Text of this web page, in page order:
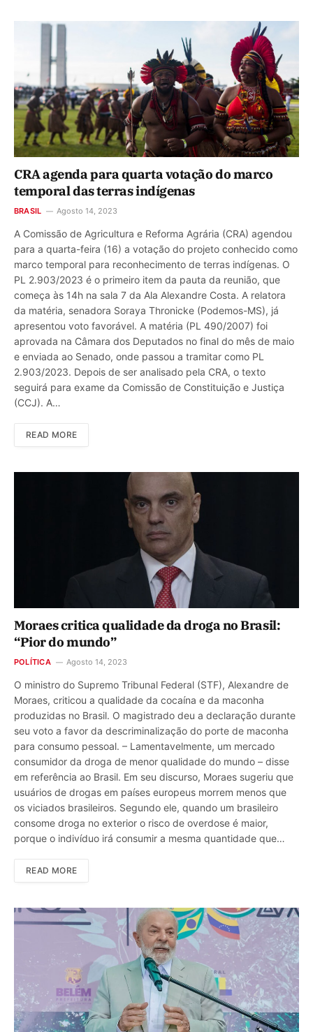
CRA agenda para quarta votação do marco
temporal das terras indígenas
BRASIL Agosto 14, 2023
A Comissão de Agricultura e Reforma Agrária (CRA) agendou
para a quarta-feira (16) a votação do projeto conhecido como
marco temporal para reconhecimento de terras indígenas. O
PL 2.903/2023 é o primeiro item da pauta da reunião, que
começa às 14h na sala 7 da Ala Alexandre Costa. A relatora
da matéria, senadora Soraya Thronicke (Podemos-MS), já
apresentou voto favorável. A matéria (PL 490/2007) foi
aprovada na Câmara dos Deputados no final do mês de maio
e enviada ao Senado, onde passou a tramitar como PL
2.903/2023. Depois de ser analisado pela CRA, o texto
seguirá para exame da Comissão de Constituição e Justiça
(CCJ). A…
READ MORE
Moraes critica qualidade da droga no Brasil:
“Pior do mundo”
POLÍTICA Agosto 14, 2023
O ministro do Supremo Tribunal Federal (STF), Alexandre de
Moraes, criticou a qualidade da cocaína e da maconha
produzidas no Brasil. O magistrado deu a declaração durante
seu voto a favor da descriminalização do porte de maconha
para consumo pessoal. – Lamentavelmente, um mercado
consumidor da droga de menor qualidade do mundo – disse
em referência ao Brasil. Em seu discurso, Moraes sugeriu que
usuários de drogas em países europeus morrem menos que
os viciados brasileiros. Segundo ele, quando um brasileiro
consome droga no exterior o risco de overdose é maior,
porque o indivíduo irá consumir a mesma quantidade que…
READ MORE